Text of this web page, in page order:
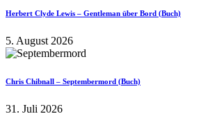
Herbert Clyde Lewis – Gentleman über Bord (Buch)
5. August 2026
Chris Chibnall – Septembermord (Buch)
31. Juli 2026